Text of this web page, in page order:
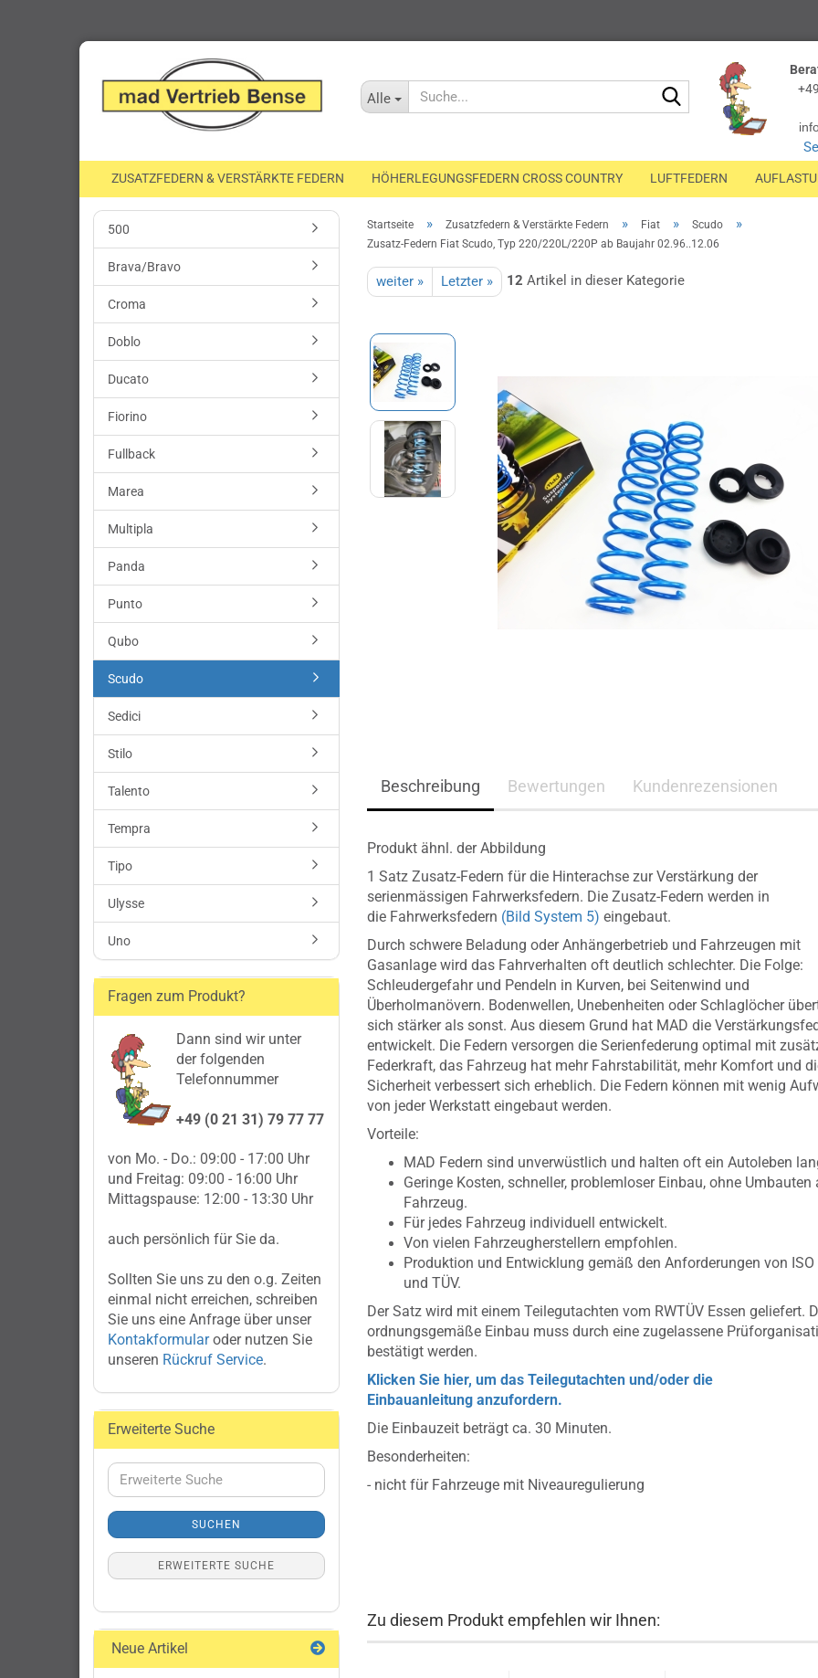
Alle
Suche...
ZUSATZFEDERN & VERSTÄRKTE FEDERN HÖHERLEGUNGSFEDERN CROSS COUNTRY LUFTFEDERN
Startseite » Zusatzfedern & Verstärkte Federn » Fiat » Scudo »
Zusatz-Federn Fiat Scudo, Typ 220/220L/220P ab Baujahr 02.96..12.06
weiter » Letzter » 12 Artikel in dieser Kategorie
Beschreibung Bewertungen Kundenrezensionen
Produkt ähnl. der Abbildung
1 Satz Zusatz-Federn für die Hinterachse zur Verstärkung der
serienmässigen Fahrwerksfedern. Die Zusatz-Federn werden in
die Fahrwerksfedern (Bild System 5) eingebaut.
Durch schwere Beladung oder Anhängerbetrieb und Fahrzeugen mit
Gasanlage wird das Fahrverhalten oft deutlich schlechter. Die Folge:
Schleudergefahr und Pendeln in Kurven, bei Seitenwind und
Überholmanövern. Bodenwellen, Unebenheiten oder Schlaglöcher
sich stärker als sonst. Aus diesem Grund hat MAD die
entwickelt. Die Federn versorgen die Serienfederung optimal mit
Federkraft, das Fahrzeug hat mehr Fahrstabilität, mehr Komfort und
Sicherheit verbessert sich erheblich. Die Federn können mit wenig
von jeder Werkstatt eingebaut werden.
Vorteile:
MAD Federn sind unverwüstlich und halten oft ein Autoleben
Geringe Kosten, schneller, problemloser Einbau, ohne Umbauten
Fahrzeug.
Für jedes Fahrzeug individuell entwickelt.
Von vielen Fahrzeugherstellern empfohlen.
Produktion und Entwicklung gemäß den Anforderungen von ISO
und TÜV.
Der Satz wird mit einem Teilegutachten vom RWTÜV Essen geliefert.
ordnungsgemäße Einbau muss durch eine zugelassene
bestätigt werden.
Klicken Sie hier, um das Teilegutachten und/oder die
Einbauanleitung anzufordern.
Die Einbauzeit beträgt ca. 30 Minuten.
Besonderheiten:
- nicht für Fahrzeuge mit Niveauregulierung
Zu diesem Produkt empfehlen wir Ihnen:
500
Brava/Bravo
Croma
Doblo
Ducato
Fiorino
Fullback
Marea
Multipla
Panda
Punto
Qubo
Scudo
Sedici
Stilo
Talento
Tempra
Tipo
Ulysse
Uno
Fragen zum Produkt?
Dann sind wir unter
der folgenden
Telefonnummer
+49 (0 21 31) 79 77 77
von Mo. - Do.: 09:00 - 17:00 Uhr
und Freitag: 09:00 - 16:00 Uhr
Mittagspause: 12:00 - 13:30 Uhr
auch persönlich für Sie da.
Sollten Sie uns zu den o.g. Zeiten
einmal nicht erreichen, schreiben
Sie uns eine Anfrage über unser
Kontakformularoder nutzen Sie
unseren Rückruf Service.
Erweiterte Suche
Erweiterte
Suche
SUCHEN
ERWEITERTE SUCHE
Neue Artikel